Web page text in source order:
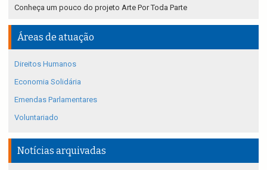
Conheça um pouco do projeto Arte Por Toda Parte
Áreas de atuação
Direitos Humanos
Economia Solidária
Emendas Parlamentares
Voluntariado
Notícias arquivadas